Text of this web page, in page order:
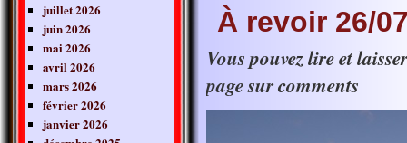
juillet 2026
juin 2026
mai 2026
avril 2026
mars 2026
février 2026
janvier 2026
À revoir 26/
Vous pouvez lire et
page sur comments